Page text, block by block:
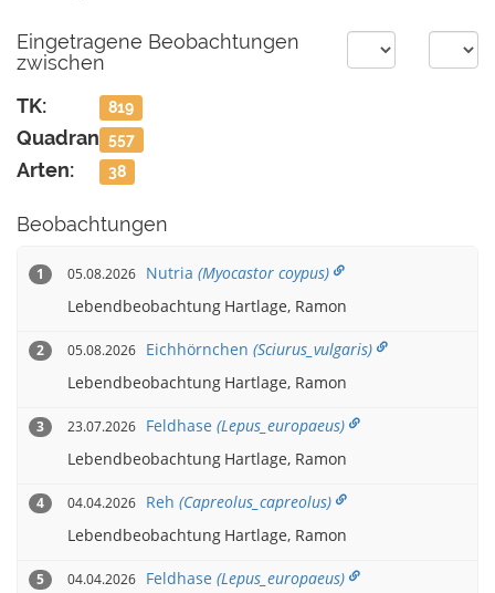
Eingetragene Beobachtungen
zwischen
TK:
Quadrant:
Arten:
819
557
38
Beobachtungen
1 05.08.2026 Nutria(Myocastor coypus)
Lebendbeobachtung Hartlage, Ramon
2 05.08.2026 Eichhörnchen(Sciurus_vulgaris)
Lebendbeobachtung Hartlage, Ramon
3 23.07.2026 Feldhase(Lepus_europaeus)
Lebendbeobachtung Hartlage, Ramon
4 04.04.2026 Reh(Capreolus_capreolus)
Lebendbeobachtung Hartlage, Ramon
5 04.04.2026 Feldhase(Lepus_europaeus)